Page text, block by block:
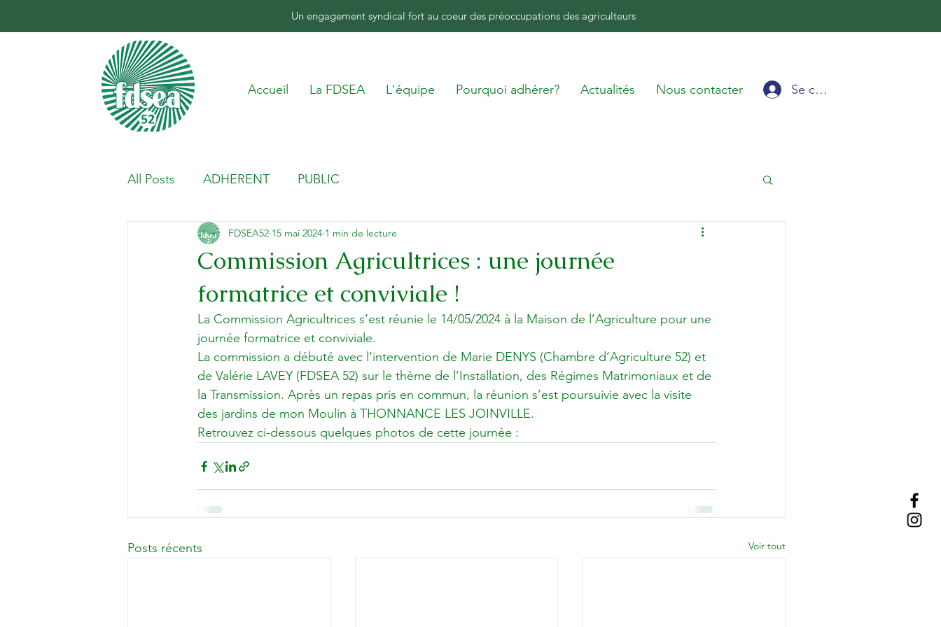
Un engagement syndical fort au coeur des préoccupations des agriculteurs
Accueil La FDSEA L'équipe Pourquoi adhérer? Actualités Nous contacter Se connecter
All Posts ADHERENT PUBLIC
Commission Agricultrices : une journée
formatrice et conviviale !
FDSEA52 15 mai 2024 1 min de lecture
La Commission Agricultrices s’est réunie le 14/05/2024 à la Maison de l’Agriculture pour une
journée formatrice et conviviale.
La commission a débuté avec l’intervention de Marie DENYS (Chambre d’Agriculture 52) et
de Valérie LAVEY (FDSEA 52) sur le thème de l’Installation, des Régimes Matrimoniaux et de
la Transmission. Après un repas pris en commun, la réunion s’est poursuivie avec la visite
des jardins de mon Moulin à THONNANCE LES JOINVILLE.
Retrouvez ci-dessous quelques photos de cette journée :
Posts récents Voir tout